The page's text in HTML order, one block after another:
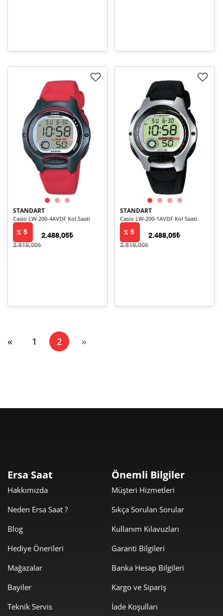
STANDART
Casio LW-200-4AVDF Kol Saati
5
2.619,00₺
2.488,05₺
STANDART
Casio LW-200-1AVDF Kol Saati
5
2.619,00₺
2.488,05₺
« 1 2(current)
»
Ersa Saat
Hakkımızda
Neden Ersa Saat ?
Blog
Hediye Önerileri
Mağazalar
Bayiler
Teknik Servis
Önemli Bilgiler
Müşteri Hizmetleri
Sıkça Sorulan Sorular
Kullanım Kılavuzları
Garanti Bilgileri
Banka Hesap Bilgileri
Kargo ve Sipariş
İade Koşulları